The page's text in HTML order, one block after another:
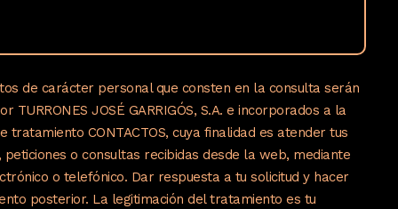
de carácter personal que consten en la consulta serán
TURRONES JOSÉ GARRIGÓS, S.A. e incorporados a la
tratamiento CONTACTOS, cuya finalidad es atender tus
peticiones o consultas recibidas desde la web, mediante
o telefónico. Dar respuesta a tu solicitud y hacer
posterior. La legitimación del tratamiento es tu